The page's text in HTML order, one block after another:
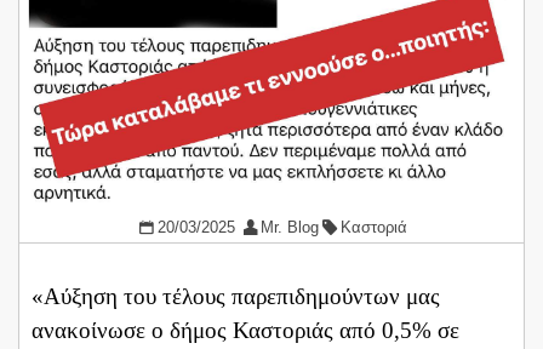
20/03/2025 Mr. Blog Καστοριά
«Αύξηση του τέλους παρεπιδημούντων μας
ανακοίνωσε ο δήμος Καστοριάς από 0,5% σε